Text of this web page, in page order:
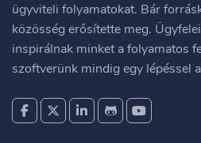
ügyviteli folyamatokat. Bár
közösség erősítette meg.
inspirálnak minket a folyamatos
szoftverünk mindig egy lépéssel